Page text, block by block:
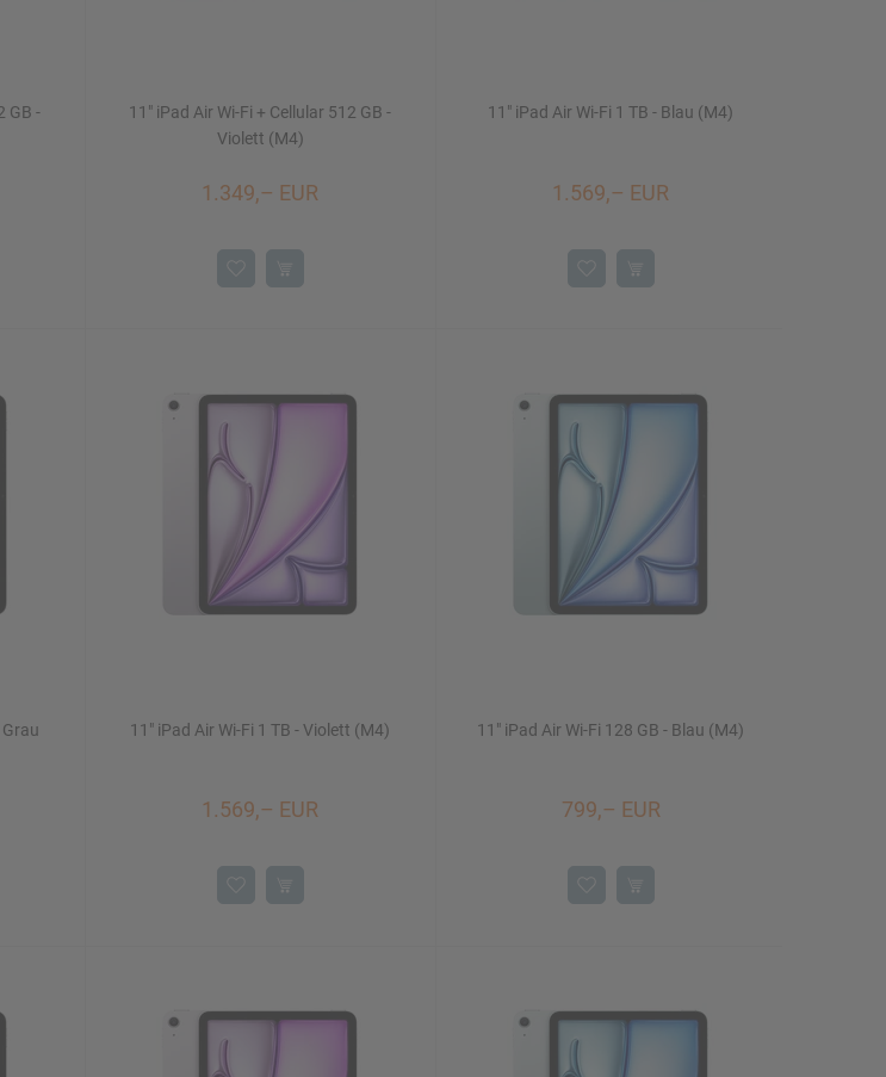
GB -
11" iPad Air Wi-Fi + Cellular 512 GB -
Violett (M4)
1.349,– EUR
11" iPad Air Wi-Fi 1 TB - Blau (M4)
1.569,– EUR
Grau
11" iPad Air Wi-Fi 1 TB - Violett (M4)
1.569,– EUR
11" iPad Air Wi-Fi 128 GB - Blau (M4)
799,– EUR